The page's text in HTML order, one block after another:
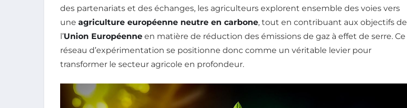
des partenariats et des échanges, les agriculteurs explorent ensemble des voies vers
une agriculture européenne neutre en carbone, tout en contribuant aux objectifs de
l’Union Européenne en matière de réduction des émissions de gaz à effet de serre. Ce
réseau d’expérimentation se positionne donc comme un véritable levier pour
transformer le secteur agricole en profondeur.